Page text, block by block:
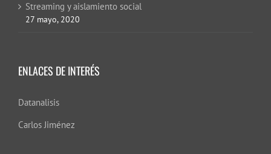
Streaming y aislamiento social
27 mayo, 2020
ENLACES DE INTERÉS
Datanalisis
Carlos Jiménez